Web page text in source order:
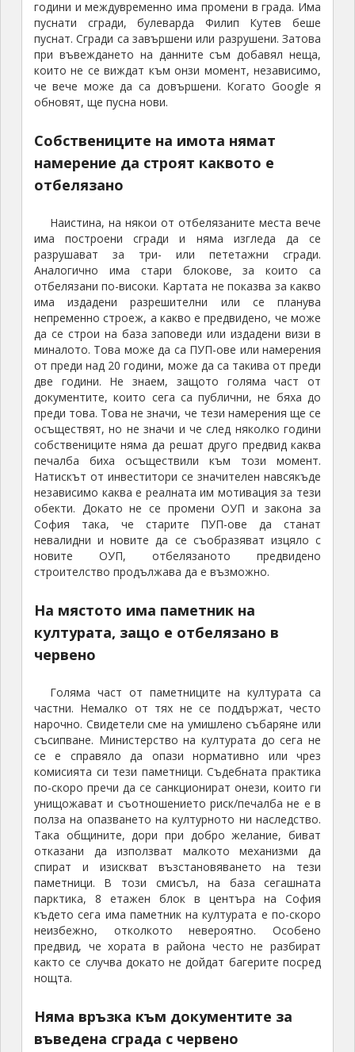
години и междувременно има промени в града. Има
пуснати сгради, булеварда Филип Кутев беше
пуснат. Сгради са завършени или разрушени. Затова
при въвеждането на данните съм добавял неща,
които не се виждат към онзи момент, независимо,
че вече може да са довършени. Когато Google я
обновят, ще пусна нови.
Собствениците на имота нямат
намерение да строят каквото е
отбелязано
Наистина, на някои от отбелязаните места вече
има построени сгради и няма изгледа да се
разрушават за три- или пететажни сгради.
Аналогично има стари блокове, за които са
отбелязани по-високи. Картата не показва за какво
има издадени разрешителни или се планува
непременно строеж, а какво е предвидено, че може
да се строи на база заповеди или издадени визи в
миналото. Това може да са ПУП-ове или намерения
от преди над 20 години, може да са такива от преди
две години. Не знаем, защото голяма част от
документите, които сега са публични, не бяха до
преди това. Това не значи, че тези намерения ще се
осъществят, но не значи и че след няколко години
собствениците няма да решат друго предвид каква
печалба биха осъществили към този момент.
Натискът от инвеститори се значителен навсякъде
независимо каква е реалната им мотивация за тези
обекти. Докато не се промени ОУП и закона за
София така, че старите ПУП-ове да станат
невалидни и новите да се съобразяват изцяло с
новите ОУП, отбелязаното предвидено
строителство продължава да е възможно.
На мястото има паметник на
културата, защо е отбелязано в
червено
Голяма част от паметниците на културата са
частни. Немалко от тях не се поддържат, често
нарочно. Свидетели сме на умишлено събаряне или
съсипване. Министерство на културата до сега не
се е справяло да опази нормативно или чрез
комисията си тези паметници. Съдебната практика
по-скоро пречи да се санкционират онези, които ги
унищожават и съотношението риск/печалба не е в
полза на опазването на културното ни наследство.
Така общините, дори при добро желание, биват
отказани да използват малкото механизми да
спират и изискват възстановяването на тези
паметници. В този смисъл, на база сегашната
парктика, 8 етажен блок в центъра на София
където сега има паметник на културата е по-скоро
неизбежно, отколкото невероятно. Особено
предвид, че хората в района често не разбират
както се случва докато не дойдат багерите посред
нощта.
Няма връзка към документите за
въведена сграда с червено